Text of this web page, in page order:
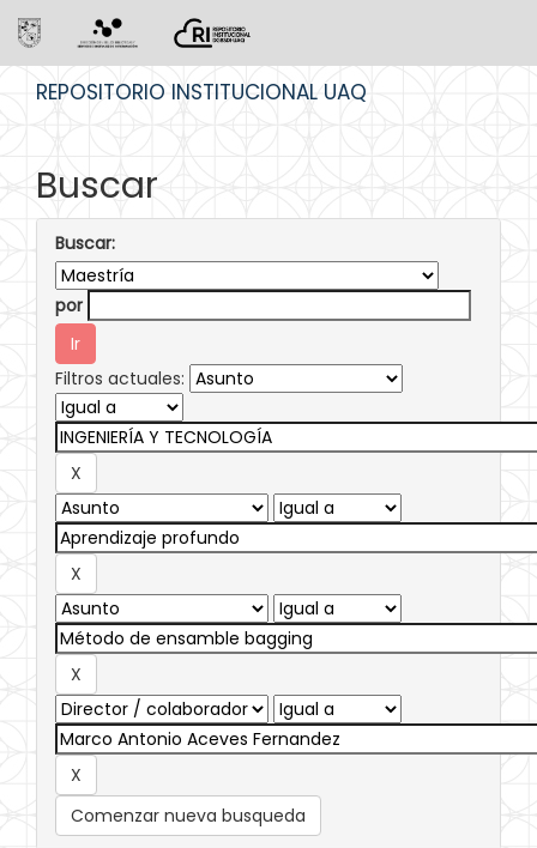
REPOSITORIO INSTITUCIONAL UAQ
Buscar
Buscar:
por
Filtros actuales:
Comenzar nueva busqueda